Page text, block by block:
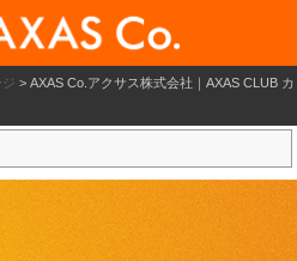
> AXAS Co.アクサス株式会社｜AXAS CLUB カ